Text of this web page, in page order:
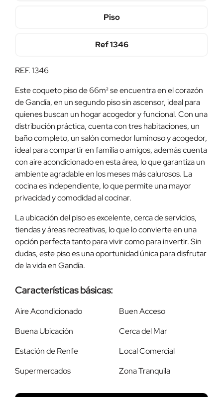
Piso
Ref1346
REF. 1346
Este coqueto piso de 66m² se encuentra en el corazón
de Gandía, en un segundo piso sin ascensor, ideal para
quienes buscan un hogar acogedor y funcional. Con una
distribución práctica, cuenta con tres habitaciones, un
baño completo, un salón comedor luminoso y acogedor,
ideal para compartir en familia o amigos, además cuenta
con aire acondicionado en esta área, lo que garantiza un
ambiente agradable en los meses más calurosos. La
cocina es independiente, lo que permite una mayor
privacidad y comodidad al cocinar.
La ubicación del piso es excelente, cerca de servicios,
tiendas y áreas recreativas, lo que lo convierte en una
opción perfecta tanto para vivir como para invertir. Sin
dudas, este piso es una oportunidad única para disfrutar
de la vida en Gandía.
Características básicas:
Aire Acondicionado
Buen Acceso
Buena Ubicación
Cerca del Mar
Estación de Renfe
Local Comercial
Supermercados
Zona Tranquila